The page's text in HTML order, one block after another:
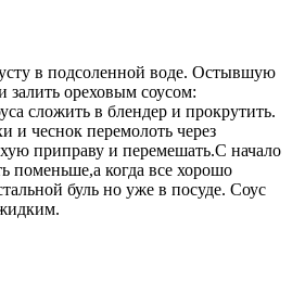
в подсоленной воде. Остывшую
залить ореховым соусом:
сложить в блендер и прокрутить.
и чеснок перемолоть через
приправу и перемешать.С начало
поменьше,а когда все хорошо
буль но уже в посуде. Соус